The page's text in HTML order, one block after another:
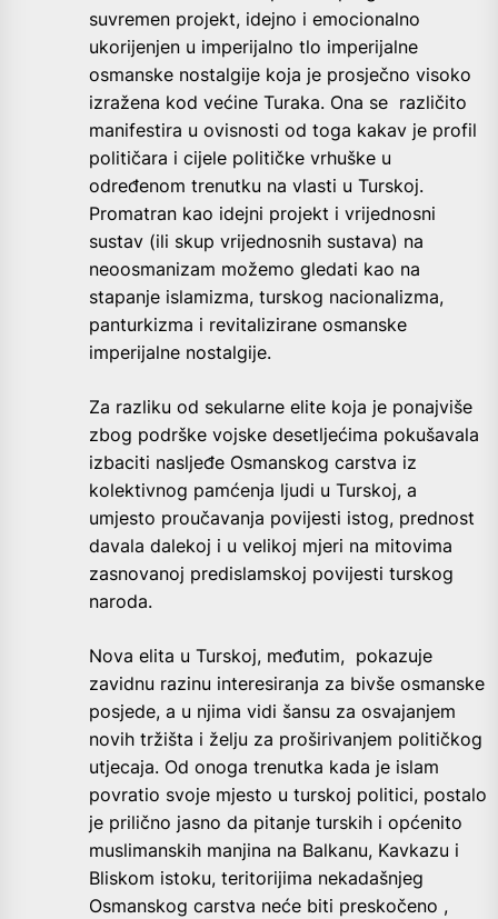
suvremen projekt, idejno i emocionalno
ukorijenjen u imperijalno tlo imperijalne
osmanske nostalgije koja je prosječno visoko
izražena kod većine Turaka. Ona se različito
manifestira u ovisnosti od toga kakav je profil
političara i cijele političke vrhuške u
određenom trenutku na vlasti u Turskoj.
Promatran kao idejni projekt i vrijednosni
sustav (ili skup vrijednosnih sustava) na
neoosmanizam možemo gledati kao na
stapanje islamizma, turskog nacionalizma,
panturkizma i revitalizirane osmanske
imperijalne nostalgije.
Za razliku od sekularne elite koja je ponajviše
zbog podrške vojske desetljećima pokušavala
izbaciti nasljeđe Osmanskog carstva iz
kolektivnog pamćenja ljudi u Turskoj, a
umjesto proučavanja povijesti istog, prednost
davala dalekoj i u velikoj mjeri na mitovima
zasnovanoj predislamskoj povijesti turskog
naroda.
Nova elita u Turskoj, međutim, pokazuje
zavidnu razinu interesiranja za bivše osmanske
posjede, a u njima vidi šansu za osvajanjem
novih tržišta i želju za proširivanjem političkog
utjecaja. Od onoga trenutka kada je islam
povratio svoje mjesto u turskoj politici, postalo
je prilično jasno da pitanje turskih i općenito
muslimanskih manjina na Balkanu, Kavkazu i
Bliskom istoku, teritorijima nekadašnjeg
Osmanskog carstva neće biti preskočeno ,